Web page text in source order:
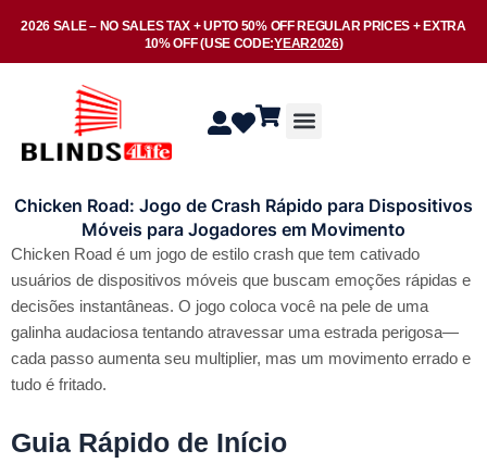
content
2026 SALE – NO SALES TAX + UPTO 50% OFFREGULAR PRICES + EXTRA
10% OFF(USE CODE:YEAR2026)
Menu
Chicken Road: Jogo de Crash Rápido para Dispositivos
Móveis para Jogadores em Movimento
Chicken Road é um jogo de estilo crash que tem cativado
usuários de dispositivos móveis que buscam emoções rápidas e
decisões instantâneas. O jogo coloca você na pele de uma
galinha audaciosa tentando atravessar uma estrada perigosa—
cada passo aumenta seu multiplier, mas um movimento errado e
tudo é fritado.
Guia Rápido de Início